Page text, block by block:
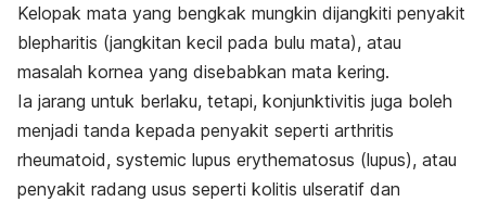
Kelopak mata yang bengkak mungkin dijangkiti penyakit
blepharitis (jangkitan kecil pada bulu mata), atau
masalah kornea yang disebabkan mata kering.
Ia jarang untuk berlaku, tetapi, konjunktivitis juga boleh
menjadi tanda kepada penyakit seperti arthritis
rheumatoid, systemic lupus erythematosus (lupus), atau
penyakit radang usus seperti kolitis ulseratif dan